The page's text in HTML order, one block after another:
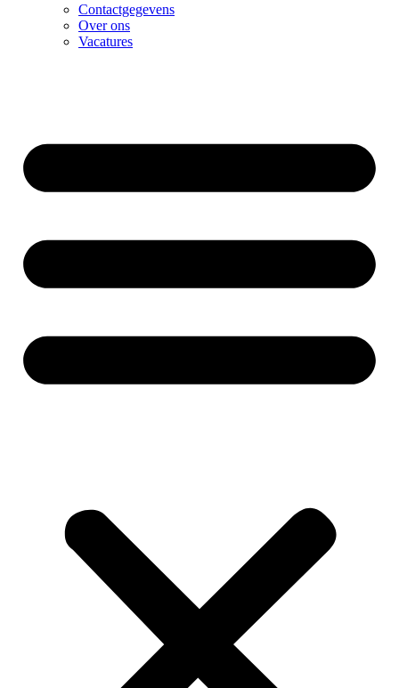
Contactgegevens
Over ons
Vacatures